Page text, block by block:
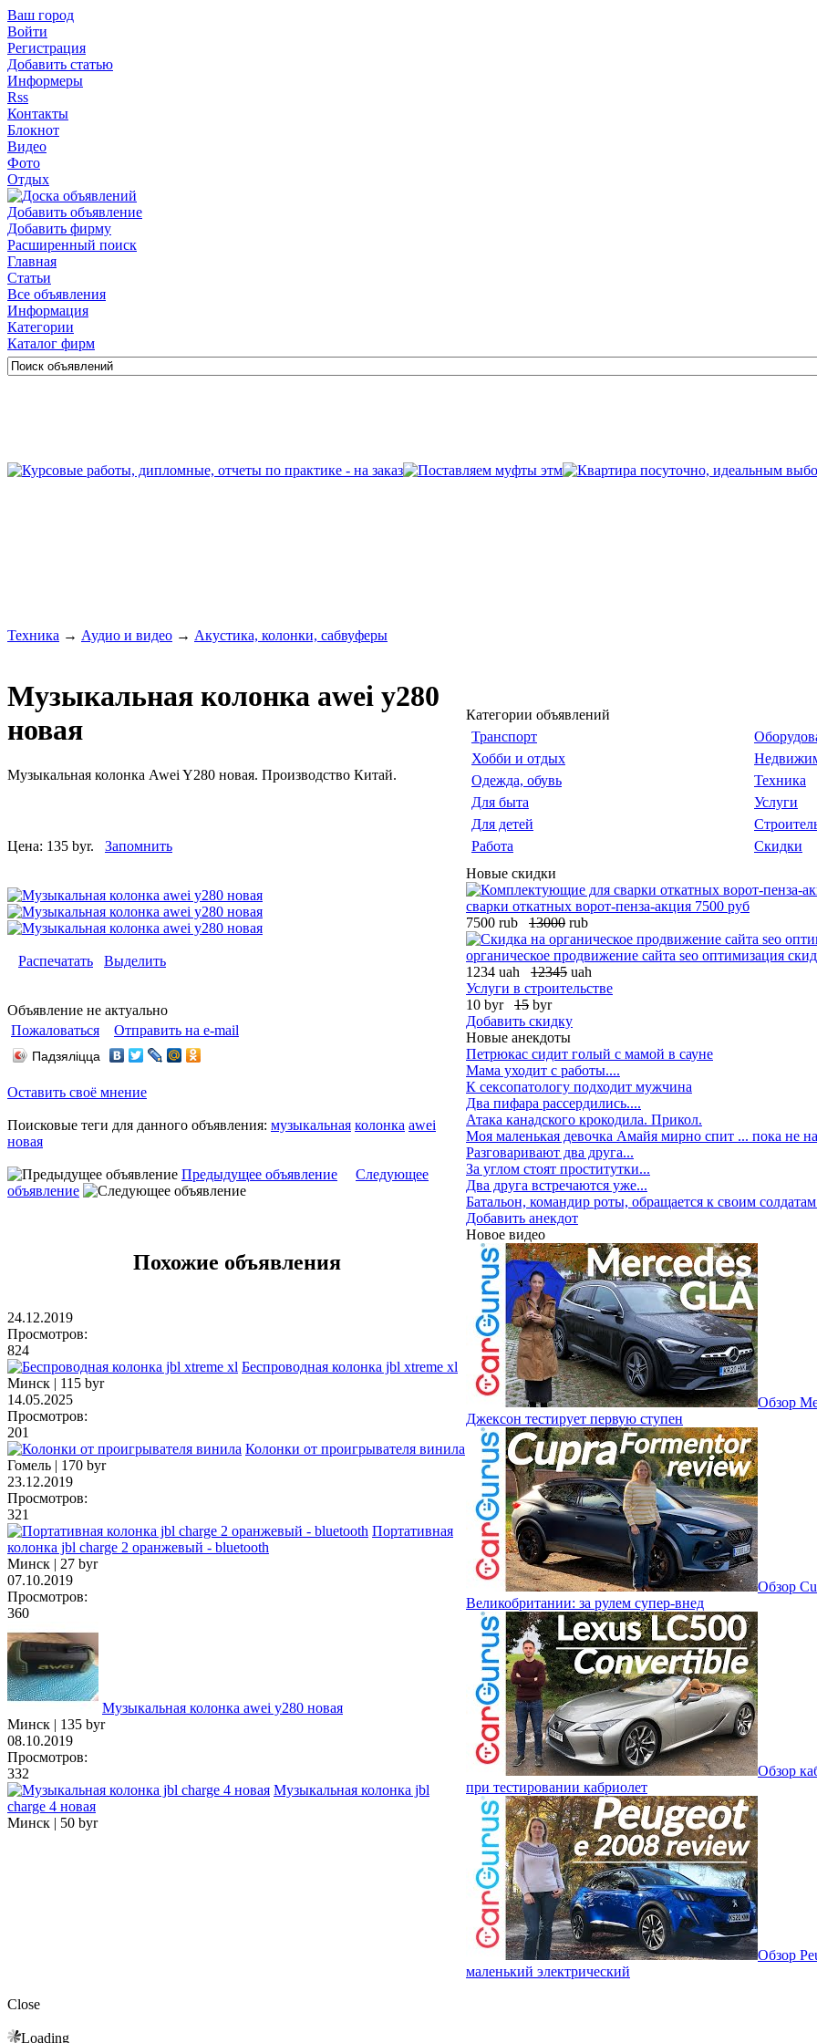
Ваш город
Войти
Регистрация
Добавить статью
Информеры
Rss
Контакты
Блокнот
Видео
Фото
Отдых
Добавить объявление
Добавить фирму
Расширенный поиск
Главная
Статьи
Все объявления
Информация
Категории
Каталог фирм
Техника → Аудио и видео → Акустика, колонки, сабвуферы
Музыкальная колонка awei y280
новая
Музыкальная колонка Awei Y280 новая. Производство Китай.
Цена: 135 byr. Запомнить
Распечатать Выделить
Объявление не актуально
Пожаловаться
Отправить на e-mail
Падзяліцца
Оставить своё мнение
Поисковые теги для данного объявления: музыкальная колонка awei
новая
Предыдущее объявление
Следующее
объявление
Похожие объявления
24.12.2019
Просмотров:
824
Беспроводная колонка jbl xtreme xl
Минск | 115 byr
14.05.2025
Просмотров:
201
Колонки от проигрывателя винила
Гомель | 170 byr
23.12.2019
Просмотров:
321
Портативная
колонка jbl charge 2 оранжевый - bluetooth
Минск | 27 byr
07.10.2019
Просмотров:
360
Музыкальная колонка awei y280 новая
Минск | 135 byr
08.10.2019
Просмотров:
332
Музыкальная колонка jbl
charge 4 новая
Минск | 50 byr
Категории объявлений
Транспорт
Хобби и отдых
Одежда, обувь
Техника
Для быта
Услуги
Для детей
Работа
Скидки
Новые скидки
сварки откатных ворот-пенза-акция 7500 руб
7500 rub
13000 rub
органическое продвижение сайта seo оптимизация
1234 uah
12345 uah
Услуги в строительстве
10 byr
15 byr
Добавить скидку
Новые анекдоты
Петрюкас сидит голый с мамой в сауне
Мама уходит с работы....
К сексопатологу подходит мужчина
Два пифара рассердились....
Атака канадского крокодила. Прикол.
Моя маленькая девочка Амайя мирно спит ... пока не
Разговаривают два друга...
За углом стоят проститутки...
Два друга встречаются уже...
Батальон, командир роты, обращается к своим
Добавить анекдот
Новое видео
Обзор
Джексон тестирует первую ступен
Обзор
Великобритании: за рулем супер-внед
Обзор
при тестировании кабриолет
Обзор
маленький электрический
Close
Loading